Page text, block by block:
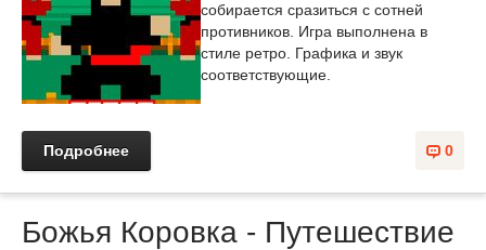
собирается сразиться с сотней
противников. Игра выполнена в
стиле ретро. Графика и звук
соответствующие.
0
Подробнее
Божья Коровка - Путешествие